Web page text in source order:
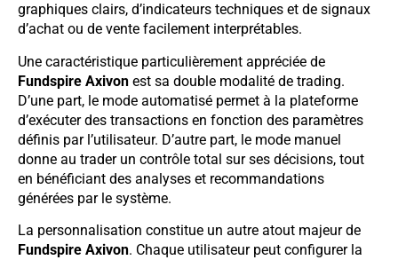
graphiques clairs, d’indicateurs techniques et de signaux
d’achat ou de vente facilement interprétables.
Une caractéristique particulièrement appréciée de
Fundspire Axivon est sa double modalité de trading.
D’une part, le mode automatisé permet à la plateforme
d’exécuter des transactions en fonction des paramètres
définis par l’utilisateur. D’autre part, le mode manuel
donne au trader un contrôle total sur ses décisions, tout
en bénéficiant des analyses et recommandations
générées par le système.
La personnalisation constitue un autre atout majeur de
Fundspire Axivon. Chaque utilisateur peut configurer la